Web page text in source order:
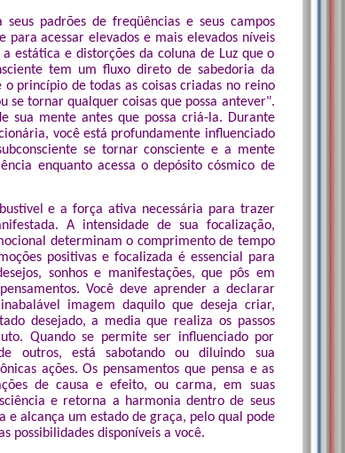
padrões de freqüências e seus campos
acessar elevados e mais elevados níveis
estática e distorções da coluna de Luz que o
tem um fluxo direto de sabedoria da
princípio de todas as coisas criadas no reino
se tornar qualquer coisas que possa antever".
sua mente antes que possa criá-la. Durante
você está profundamente influenciado
se tornar consciente e a mente
enquanto acessa o depósito cósmico de
e a força ativa necessária para trazer
A intensidade de sua focalização,
determinam o comprimento de tempo
positivas e focalizada é essencial para
sonhos e manifestações, que pôs em
Você deve aprender a declarar
imagem daquilo que deseja criar,
desejado, a media que realiza os passos
Quando se permite ser influenciado por
outros, está sabotando ou diluindo sua
ações. Os pensamentos que pensa e as
de causa e efeito, ou carma, em suas
e retorna a harmonia dentro de seus
alcança um estado de graça, pelo qual pode
possibilidades disponíveis a você.